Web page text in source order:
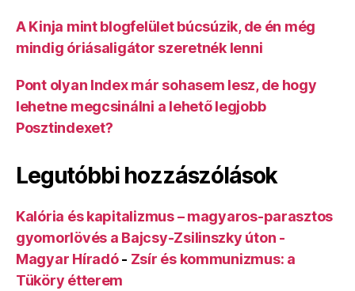
A Kinja mint blogfelület búcsúzik, de én még
mindig óriásaligátor szeretnék lenni
Pont olyan Index már sohasem lesz, de hogy
lehetne megcsinálni a lehető legjobb
Posztindexet?
Legutóbbi hozzászólások
Kalória és kapitalizmus – magyaros-parasztos
gyomorlövés a Bajcsy-Zsilinszky úton -
Magyar Híradó- Zsír és kommunizmus: a
Tüköry étterem